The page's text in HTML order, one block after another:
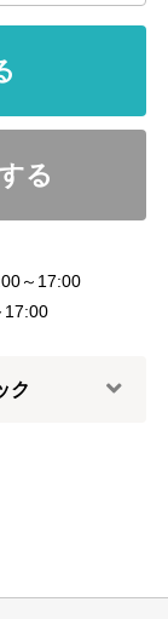
る
～17:00
17:00
ク